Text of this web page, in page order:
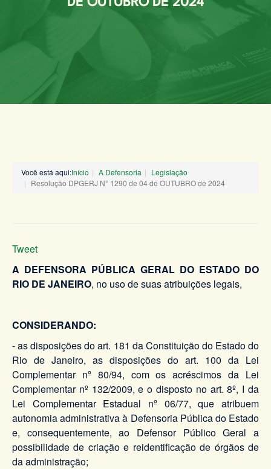
Você está aqui:Início A Defensoria
Legislação
Resolução DPGERJ N° 1290 de 04 de OUTUBRO de 2024
Tweet
A DEFENSORA PÚBLICA GERAL DO ESTADO DO
RIO DE JANEIRO, no uso de suas atribuições legais,
CONSIDERANDO:
- as disposições do art. 181 da Constituição do Estado do
Rio de Janeiro, as disposições do art. 100 da Lei
Complementar nº 80/94, com os acréscimos da Lei
Complementar nº 132/2009, e o disposto no art. 8º, I da
Lei Complementar Estadual nº 06/77, que atribuem
autonomia administrativa à Defensoria Pública do Estado
e, consequentemente, ao Defensor Público Geral a
possibilidade de criação e reidentificação de órgãos de
da administração;